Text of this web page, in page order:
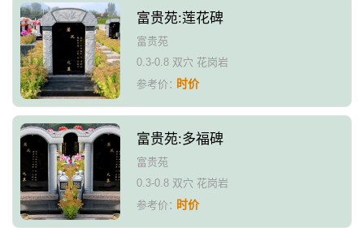
富贵苑:莲花碑
富贵苑
0.3-0.8 双穴 花岗岩
参考价：时价
富贵苑:多福碑
富贵苑
0.3-0.8 双穴 花岗岩
参考价：时价